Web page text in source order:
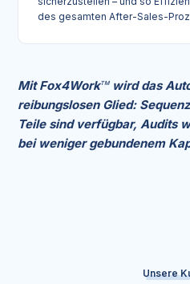
des gesamten After-Sales-
Mit Fox4WorkTMwird das
reibungslosen Glied:
Teile sind verfügbar, Audits
bei weniger gebundenem
Unsere